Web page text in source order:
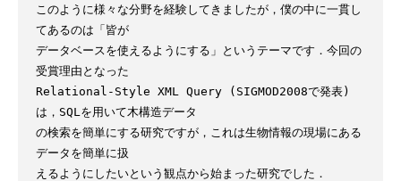
このように様々な分野を経験してきましたが，僕の中に一貫し
てあるのは「皆が
データベースを使えるようにする」というテーマです．今回の
受賞理由となった
Relational-Style XML Query (SIGMOD2008で発表)
は，SQLを用いて木構造データ
の検索を簡単にする研究ですが，これは生物情報の現場にある
データを簡単に扱
えるようにしたいという観点から始まった研究でした．